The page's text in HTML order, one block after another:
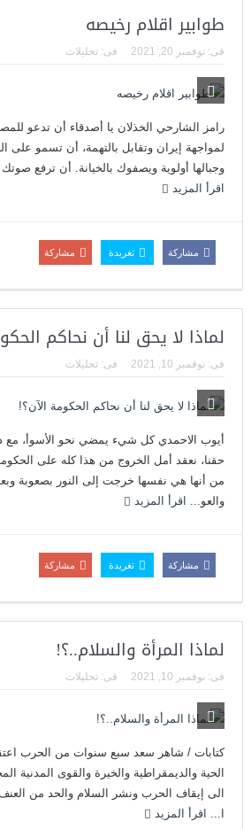
طوابير اقلام رخيصه
فى: نوفمبر 20, 2021 فى: تحليلات
رامز الشارحي الخذلان يا أصدقاء أن تدعو
لمواجهة إيران وتقابل بالتهمة، أن تسمو على
وجبالها أولوية ويصفوك بالخيانة. أن ترفع صوتك
اقرأ المزيد
مشاركة تغريدة مشاركة
لماذا لا يحق لنا أن نحاكم
فى: نوفمبر 10, 2021 فى: تحليلات
أيوب الاحمدي كل شيء يمضي نحو الأسوأ، مع
حقنا، نعقد أمل الخروج من هذا كله على
من أنها هي نفسها خرجت إلى النور بصعوبة
والعو... اقرأ المزيد
مشاركة تغريدة مشاركة
لماذا المرأة والسلام..؟!
فى: نوفمبر 10, 2021 فى: تحليلات
كتابات / شاهر سعد سبع سنوات من الحرب
الحية والديمقراطية والخيرة والقوى المدنية
الى إيقاف الحرب ونشر السلام والحد من
ا... اقرأ المزيد